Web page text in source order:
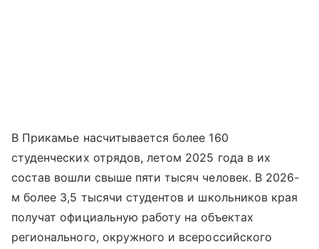
В Прикамье насчитывается более 160
студенческих отрядов, летом 2025 года в их
состав вошли свыше пяти тысяч человек. В 2026-
м более 3,5 тысячи студентов и школьников края
получат официальную работу на объектах
регионального, окружного и всероссийского